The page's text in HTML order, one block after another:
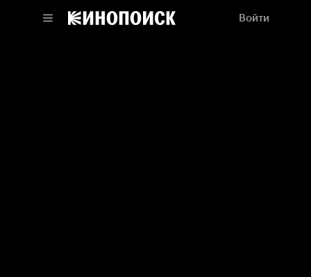
Войти